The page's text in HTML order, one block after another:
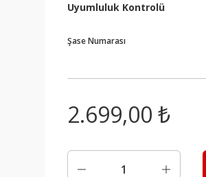
Uyumluluk Kontrolü
Şase Numarası
2.699,00 ₺